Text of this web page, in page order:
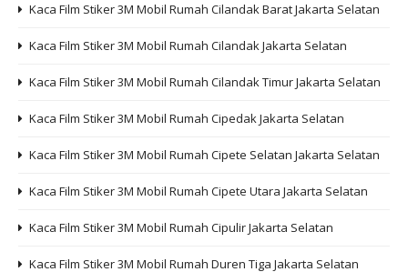
Kaca Film Stiker 3M Mobil Rumah Cilandak Barat Jakarta Selatan
Kaca Film Stiker 3M Mobil Rumah Cilandak Jakarta Selatan
Kaca Film Stiker 3M Mobil Rumah Cilandak Timur Jakarta Selatan
Kaca Film Stiker 3M Mobil Rumah Cipedak Jakarta Selatan
Kaca Film Stiker 3M Mobil Rumah Cipete Selatan Jakarta Selatan
Kaca Film Stiker 3M Mobil Rumah Cipete Utara Jakarta Selatan
Kaca Film Stiker 3M Mobil Rumah Cipulir Jakarta Selatan
Kaca Film Stiker 3M Mobil Rumah Duren Tiga Jakarta Selatan